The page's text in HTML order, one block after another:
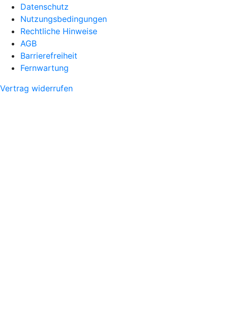
Datenschutz
Nutzungsbedingungen
Rechtliche Hinweise
AGB
Barrierefreiheit
Fernwartung
Vertrag widerrufen